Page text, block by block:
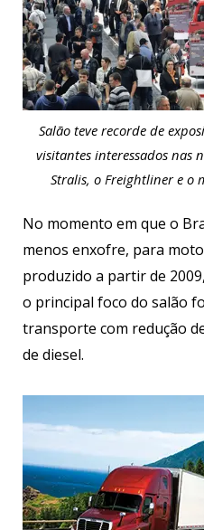
Salão teve recorde de
visitantes interessados nas
Stralis, o Freightliner e o
No momento em que o
menos enxofre, para
produzido a partir de
o principal foco do salão
transporte com redução
de diesel.